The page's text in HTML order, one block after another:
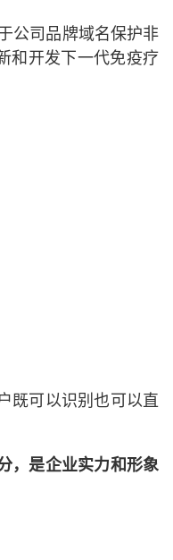
公司品牌域名保护非
和开发下一代免疫疗
既可以识别也可以直
，是企业实力和形象